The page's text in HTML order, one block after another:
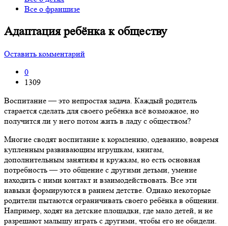
Все о франшизе
Адаптация ребёнка к обществу
Оставить комментарий
0
1309
Воспитание — это непростая задача. Каждый родитель
старается сделать для своего ребёнка всё возможное, но
получится ли у него потом жить в ладу с обществом?
Многие сводят воспитание к кормлению, одеванию, вовремя
купленным развивающим игрушкам, книгам,
дополнительным занятиям и кружкам, но есть основная
потребность — это общение с другими детьми, умение
находить с ними контакт и взаимодействовать. Все эти
навыки формируются в раннем детстве. Однако некоторые
родители пытаются ограничивать своего ребёнка в общении.
Например, ходят на детские площадки, где мало детей, и не
разрешают малышу играть с другими, чтобы его не обидели.